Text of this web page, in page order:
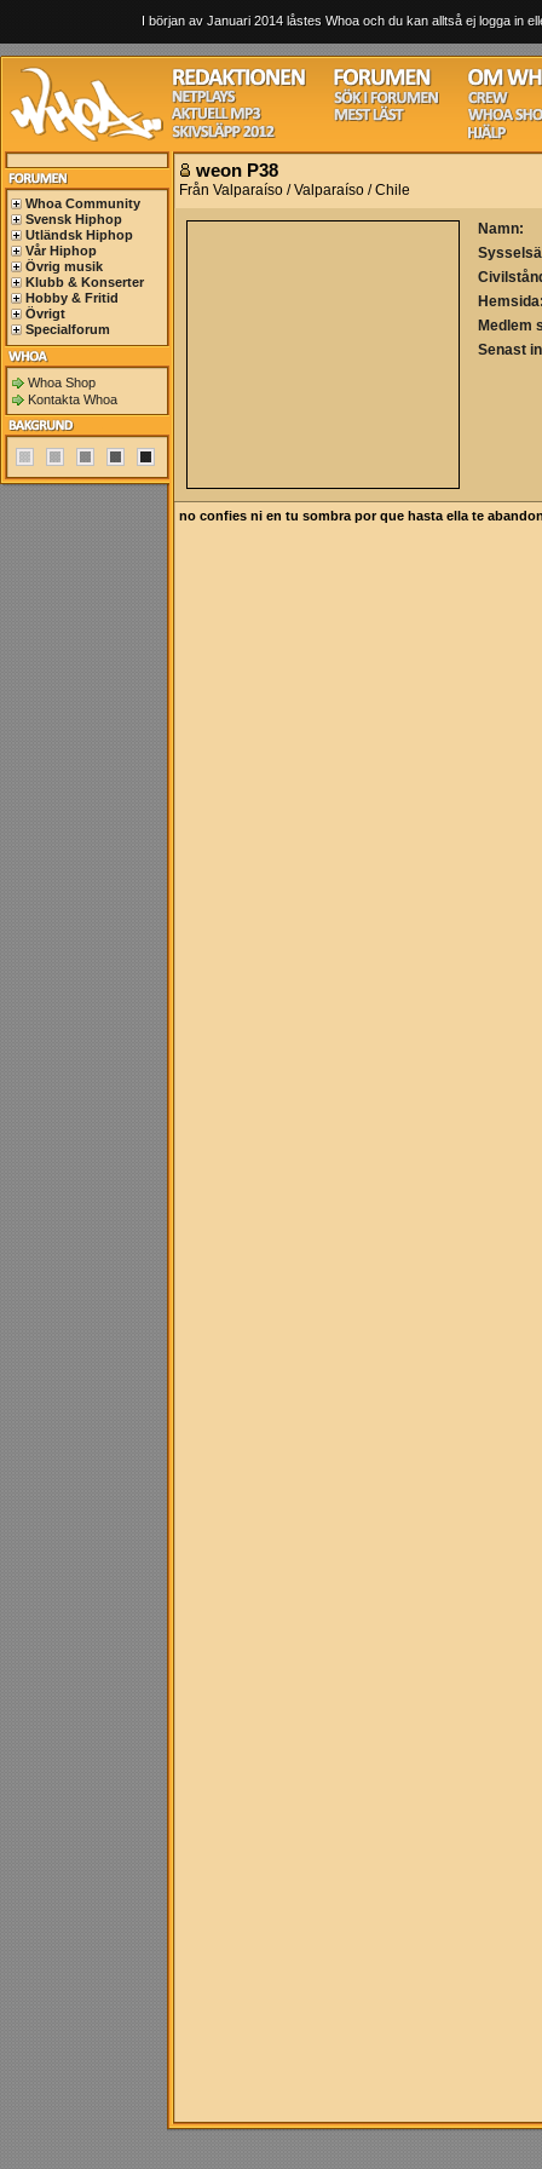
I början av Januari 2014 låstes Whoa och du kan alltså ej logga in
Whoa Community
Svensk Hiphop
Utländsk Hiphop
Vår Hiphop
Övrig musik
Klubb & Konserter
Hobby & Fritid
Övrigt
Specialforum
Whoa Shop
Kontakta Whoa
weon P38
Från Valparaíso / Valparaíso / Chile
Namn:
Medlem
Senast
no confies ni en tu sombra por que hasta ella te